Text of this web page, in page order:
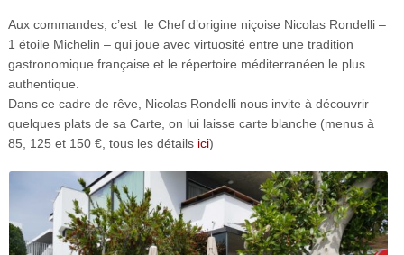
Aux commandes, c’est le Chef d’origine niçoise Nicolas Rondelli –
1 étoile Michelin – qui joue avec virtuosité entre une tradition
gastronomique française et le répertoire méditerranéen le plus
authentique.
Dans ce cadre de rêve, Nicolas Rondelli nous invite à découvrir
quelques plats de sa Carte, on lui laisse carte blanche (menus à
85, 125 et 150 €, tous les détails ici)